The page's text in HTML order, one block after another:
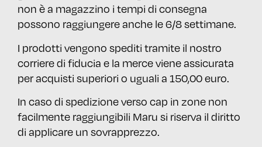
non è a magazzino i tempi di consegna
possono raggiungere anche le 6/8 settimane.
I prodotti vengono spediti tramite il nostro
corriere di fiducia e la merce viene assicurata
per acquisti superiori o uguali a 150,00 euro.
In caso di spedizione verso cap in zone non
facilmente raggiungibili Maru si riserva il diritto
di applicare un sovrapprezzo.